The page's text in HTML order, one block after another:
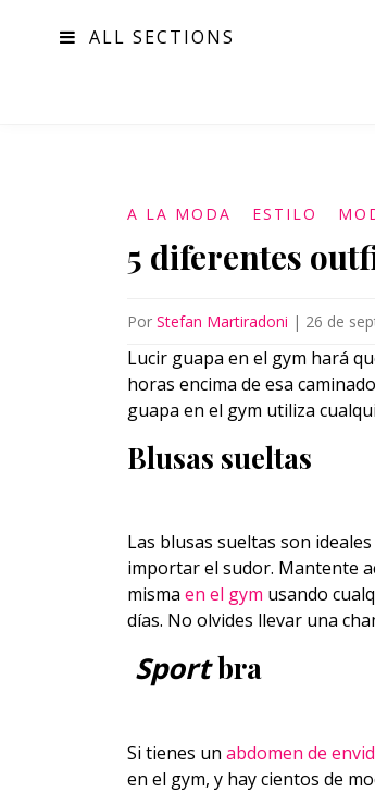
ALL SECTIONS
A LA MODA ESTILO
5 diferentes
Por Stefan Martiradoni | 26 de
Lucir guapa en el gym hará
horas encima de esa
guapa en el gym utiliza
Blusas sueltas
Las blusas sueltas son
importar el sudor. Mantente
misma en el gym usando
días. No olvides llevar una
Sportbra
Si tienes un abdomen de
en el gym, y hay cientos de